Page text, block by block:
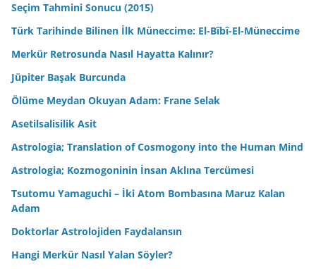
Seçim Tahmini Sonucu (2015)
Türk Tarihinde Bilinen İlk Müneccime: El-Bîbî-El-Müneccime
Merkür Retrosunda Nasıl Hayatta Kalınır?
Jüpiter Başak Burcunda
Ölüme Meydan Okuyan Adam: Frane Selak
Asetilsalisilik Asit
Astrologia; Translation of Cosmogony into the Human Mind
Astrologia; Kozmogoninin İnsan Aklına Tercümesi
Tsutomu Yamaguchi – İki Atom Bombasına Maruz Kalan
Adam
Doktorlar Astrolojiden Faydalansın
Hangi Merkür Nasıl Yalan Söyler?